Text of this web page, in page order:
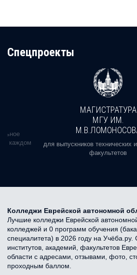
Cпецпроекты
в каждом
МАГИСТРАТУРА
МГУ ИМ.
для выпускников технических
факультетов
Колледжи Еврейской автономной
Лучшие колледжи Еврейской
колледжей и 0 программ обучения
специалитета) в 2026 году на Учёба.ру.
институтов, академий, факультетов
области с адресами, отзывами, фото,
проходным баллом.